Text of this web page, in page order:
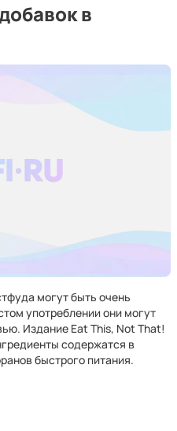
в
могут быть очень
употреблении они могут
Издание Eat This, Not That!
содержатся в
быстрого питания.